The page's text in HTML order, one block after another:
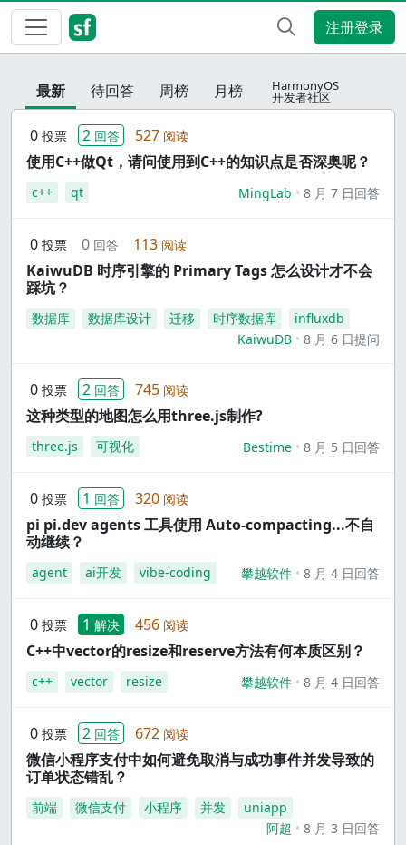
注册登录
最新 待回答 周榜 月榜 HarmonyOS
开发者社区
0 投票 2 回答 527 阅读
使用C++做Qt，请问使用到C++的知识点是否深奥呢？
c++ qt MingLab 8 月 7 日回答
0 投票 0 回答 113 阅读
KaiwuDB 时序引擎的 Primary Tags 怎么设计才不会
踩坑？
数据库 数据库设计 迁移 时序数据库
influxdb
KaiwuDB
8 月 6 日提问
0 投票 2 回答 745 阅读
这种类型的地图怎么用three.js制作?
three.js 可视化 Bestime 8 月 5 日回答
0 投票 1 回答 320 阅读
pi pi.dev agents 工具使用 Auto-compacting...不自
动继续？
agent ai开发 vibe-coding 攀越软件 8 月 4 日回答
0 投票 1 解决 456 阅读
C++中vector的resize和reserve方法有何本质区别？
c++ vector resize 攀越软件 8 月 4 日回答
0 投票 2 回答 672 阅读
微信小程序支付中如何避免取消与成功事件并发导致的
订单状态错乱？
前端 微信支付 小程序 并发
uniapp
阿超
8 月 3 日回答